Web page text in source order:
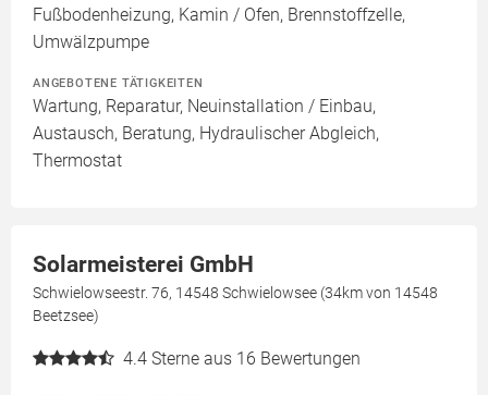
Fußbodenheizung, Kamin / Ofen, Brennstoffzelle,
Umwälzpumpe
ANGEBOTENE TÄTIGKEITEN
Wartung, Reparatur, Neuinstallation / Einbau,
Austausch, Beratung, Hydraulischer Abgleich,
Thermostat
Solarmeisterei GmbH
Schwielowseestr. 76, 14548 Schwielowsee (34km von 14548
Beetzsee)
4.4 Sterne aus 16 Bewertungen